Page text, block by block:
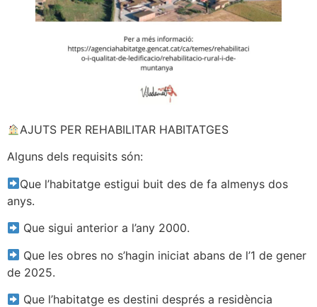
AJUTS PER REHABILITAR HABITATGES
Alguns dels requisits són:
Que l’habitatge estigui buit des de fa almenys dos
anys.
Que sigui anterior a l’any 2000.
Que les obres no s’hagin iniciat abans de l’1 de gener
de 2025.
Que l’habitatge es destini després a residència